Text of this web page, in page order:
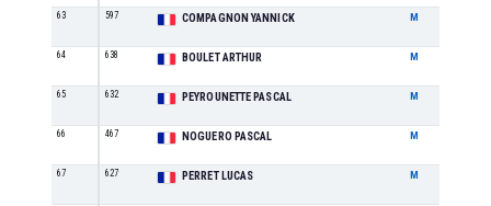
63 597 COMPAGNON YANNICK M
64 638 BOULET ARTHUR M
65 632 PEYROUNETTE PASCAL M
66 467 NOGUERO PASCAL M
67 627 PERRET LUCAS M